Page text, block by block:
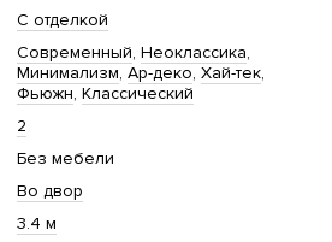
С отделкой
Современный Неоклассика
Минимализм Ар-деко Хай-тек
Фьюжн Классический
2
Без мебели
Во двор
3.4 м